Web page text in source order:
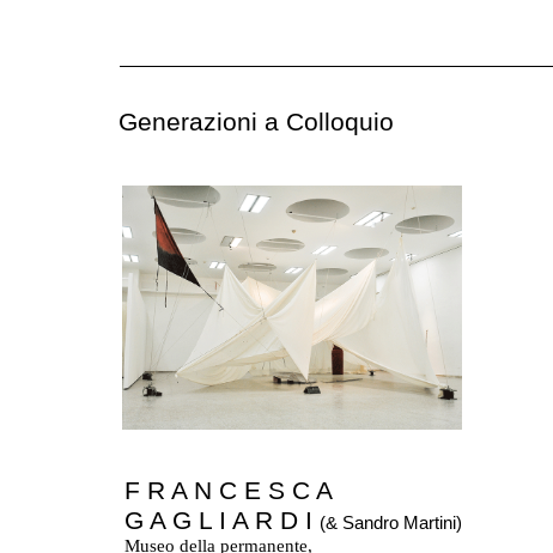
Generazioni a Colloquio
F R A N C E S C A
G A G L I A R D I (& Sandro Martini)
Museo della permanente,